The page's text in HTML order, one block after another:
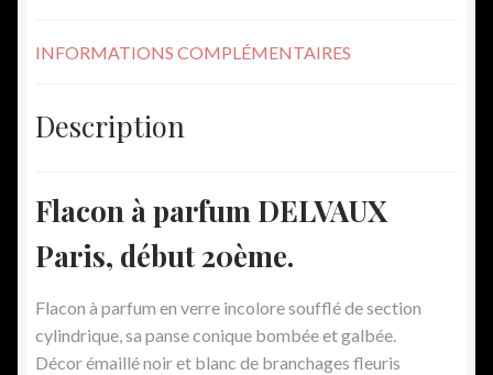
INFORMATIONS COMPLÉMENTAIRES
Description
Flacon à parfum DELVAUX
Paris, début 20ème.
Flacon à parfum en verre incolore soufflé de section
cylindrique, sa panse conique bombée et galbée.
Décor émaillé noir et blanc de branchages fleuris